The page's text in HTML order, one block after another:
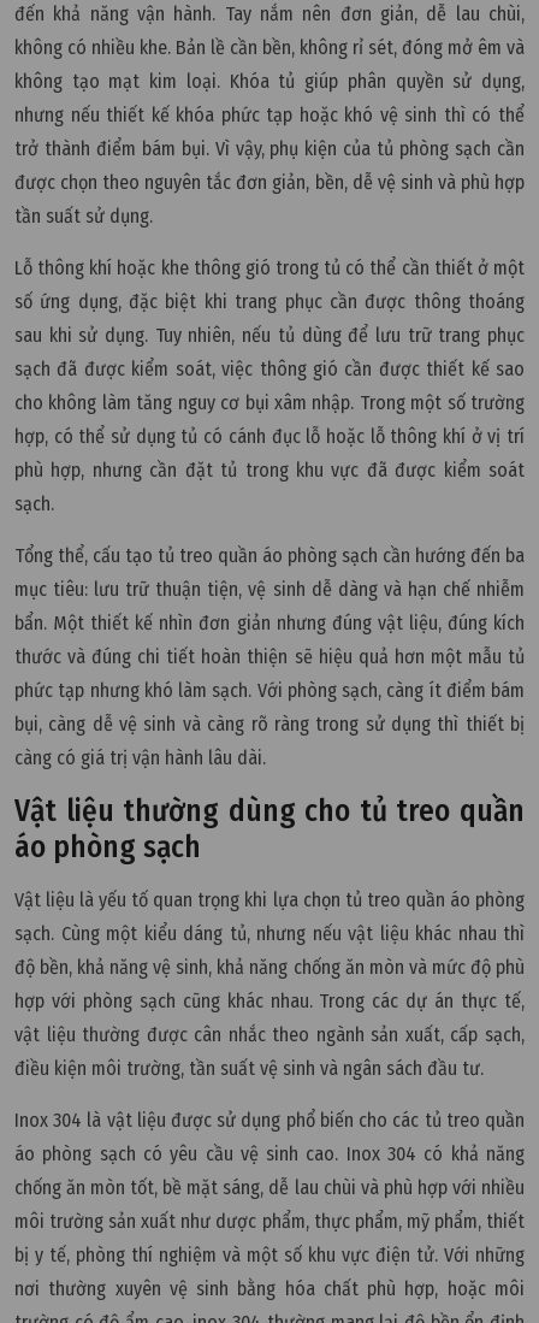
đến khả năng vận hành. Tay nắm nên đơn giản, dễ lau chùi,
không có nhiều khe. Bản lề cần bền, không rỉ sét, đóng mở êm và
không tạo mạt kim loại. Khóa tủ giúp phân quyền sử dụng,
nhưng nếu thiết kế khóa phức tạp hoặc khó vệ sinh thì có thể
trở thành điểm bám bụi. Vì vậy, phụ kiện của tủ phòng sạch cần
được chọn theo nguyên tắc đơn giản, bền, dễ vệ sinh và phù hợp
tần suất sử dụng.
Lỗ thông khí hoặc khe thông gió trong tủ có thể cần thiết ở một
số ứng dụng, đặc biệt khi trang phục cần được thông thoáng
sau khi sử dụng. Tuy nhiên, nếu tủ dùng để lưu trữ trang phục
sạch đã được kiểm soát, việc thông gió cần được thiết kế sao
cho không làm tăng nguy cơ bụi xâm nhập. Trong một số trường
hợp, có thể sử dụng tủ có cánh đục lỗ hoặc lỗ thông khí ở vị trí
phù hợp, nhưng cần đặt tủ trong khu vực đã được kiểm soát
sạch.
Tổng thể, cấu tạo tủ treo quần áo phòng sạch cần hướng đến ba
mục tiêu: lưu trữ thuận tiện, vệ sinh dễ dàng và hạn chế nhiễm
bẩn. Một thiết kế nhìn đơn giản nhưng đúng vật liệu, đúng kích
thước và đúng chi tiết hoàn thiện sẽ hiệu quả hơn một mẫu tủ
phức tạp nhưng khó làm sạch. Với phòng sạch, càng ít điểm bám
bụi, càng dễ vệ sinh và càng rõ ràng trong sử dụng thì thiết bị
càng có giá trị vận hành lâu dài.
Vật liệu thường dùng cho tủ treo quần
áo phòng sạch
Vật liệu là yếu tố quan trọng khi lựa chọn tủ treo quần áo phòng
sạch. Cùng một kiểu dáng tủ, nhưng nếu vật liệu khác nhau thì
độ bền, khả năng vệ sinh, khả năng chống ăn mòn và mức độ phù
hợp với phòng sạch cũng khác nhau. Trong các dự án thực tế,
vật liệu thường được cân nhắc theo ngành sản xuất, cấp sạch,
điều kiện môi trường, tần suất vệ sinh và ngân sách đầu tư.
Inox 304 là vật liệu được sử dụng phổ biến cho các tủ treo quần
áo phòng sạch có yêu cầu vệ sinh cao. Inox 304 có khả năng
chống ăn mòn tốt, bề mặt sáng, dễ lau chùi và phù hợp với nhiều
môi trường sản xuất như dược phẩm, thực phẩm, mỹ phẩm, thiết
bị y tế, phòng thí nghiệm và một số khu vực điện tử. Với những
nơi thường xuyên vệ sinh bằng hóa chất phù hợp, hoặc môi